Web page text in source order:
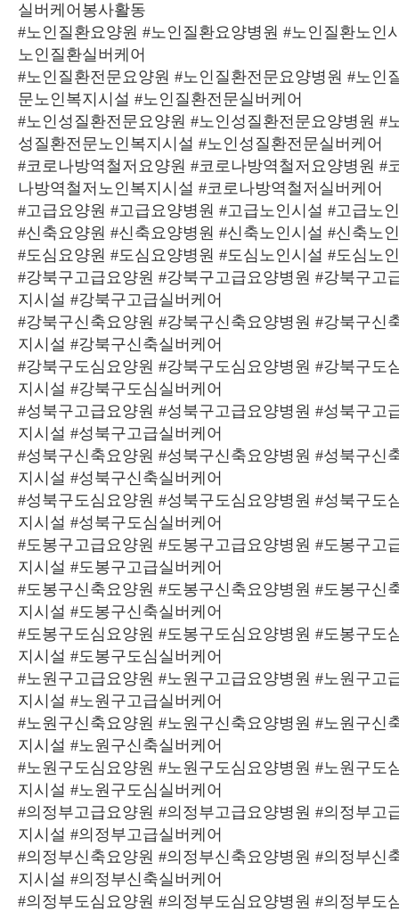
실버케어봉사활동
#노인질환요양원 #노인질환요양병원 #노인질환노인
노인질환실버케어
#노인질환전문요양원 #노인질환전문요양병원 #노인
문노인복지시설 #노인질환전문실버케어
#노인성질환전문요양원 #노인성질환전문요양병원 #
성질환전문노인복지시설 #노인성질환전문실버케어
#코로나방역철저요양원 #코로나방역철저요양병원 #
나방역철저노인복지시설 #코로나방역철저실버케어
#고급요양원 #고급요양병원 #고급노인시설 #고급노
#신축요양원 #신축요양병원 #신축노인시설 #신축노
#도심요양원 #도심요양병원 #도심노인시설 #도심노
#강북구고급요양원 #강북구고급요양병원 #강북구고
지시설 #강북구고급실버케어
#강북구신축요양원 #강북구신축요양병원 #강북구신
지시설 #강북구신축실버케어
#강북구도심요양원 #강북구도심요양병원 #강북구도
지시설 #강북구도심실버케어
#성북구고급요양원 #성북구고급요양병원 #성북구고
지시설 #성북구고급실버케어
#성북구신축요양원 #성북구신축요양병원 #성북구신
지시설 #성북구신축실버케어
#성북구도심요양원 #성북구도심요양병원 #성북구도
지시설 #성북구도심실버케어
#도봉구고급요양원 #도봉구고급요양병원 #도봉구고
지시설 #도봉구고급실버케어
#도봉구신축요양원 #도봉구신축요양병원 #도봉구신
지시설 #도봉구신축실버케어
#도봉구도심요양원 #도봉구도심요양병원 #도봉구도
지시설 #도봉구도심실버케어
#노원구고급요양원 #노원구고급요양병원 #노원구고
지시설 #노원구고급실버케어
#노원구신축요양원 #노원구신축요양병원 #노원구신
지시설 #노원구신축실버케어
#노원구도심요양원 #노원구도심요양병원 #노원구도
지시설 #노원구도심실버케어
#의정부고급요양원 #의정부고급요양병원 #의정부고
지시설 #의정부고급실버케어
#의정부신축요양원 #의정부신축요양병원 #의정부신
지시설 #의정부신축실버케어
#의정부도심요양원 #의정부도심요양병원 #의정부도